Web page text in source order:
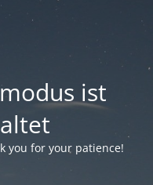
ist
you for your patience!